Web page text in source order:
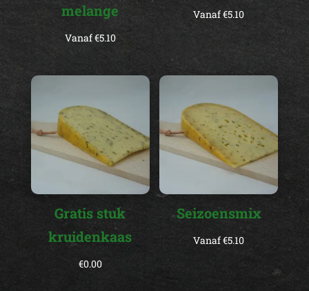
melange
Vanaf€5.10
Vanaf€5.10
Gratis stuk
kruidenkaas
€0.00
Seizoensmix
Vanaf€5.10